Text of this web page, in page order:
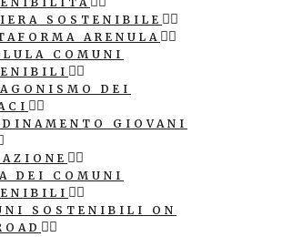
SOSTENIBILE
ARENULA
COMUNI
DEI
GIOVANI
DEI COMUNI
SOSTENIBILI ON